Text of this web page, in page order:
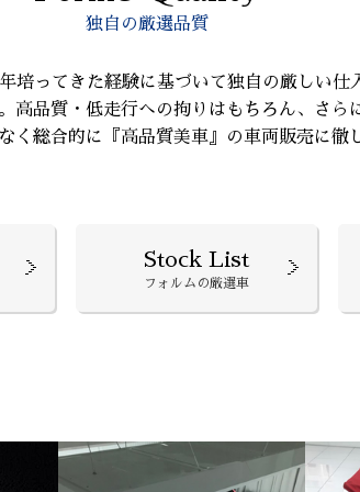
独自の厳選品質
培ってきた経験に基づいて独自の厳しい仕
高品質・低走行への拘りはもちろん、さら
く総合的に『高品質美車』の車両販売に徹
Stock List
フォルムの厳選車